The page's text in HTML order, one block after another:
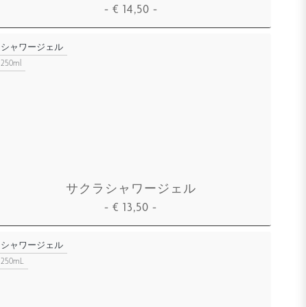
- € 14,50 -
シャワージェル
250ml
サクラシャワージェル
-€ 13,50 -
シャワージェル
250mL